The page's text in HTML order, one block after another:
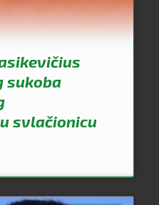
sukoba
svlačionicu